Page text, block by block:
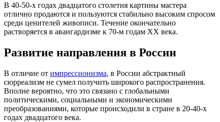
В 40-50-х годах двадцатого столетия картины мастера
отлично продаются и пользуются стабильно высоким спросом
среди ценителей живописи. Течение окончательно
растворяется в авангардизме к 70-м годам XX века.
Развитие направления в России
В отличие от импрессионизма, в России абстрактный
сюрреализм не сумел получить широкого распространения.
Вполне вероятно, что это связано с глобальными
политическими, социальными и экономическими
преобразованиями, которые происходили в стране в 20-40-х
годах двадцатого века.